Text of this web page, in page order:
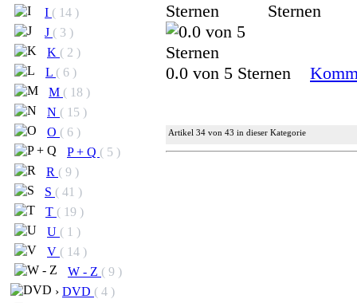
I ( 14 )
J ( 3 )
K ( 2 )
L ( 6 )
M ( 18 )
N ( 15 )
O ( 6 )
P + Q ( 5 )
R ( 9 )
S ( 41 )
T ( 19 )
U ( 1 )
V ( 14 )
W - Z ( 9 )
› DVD ( 4 )
0.0 von 5 Sternen
Artikel 34 von 43 in dieser Kategorie